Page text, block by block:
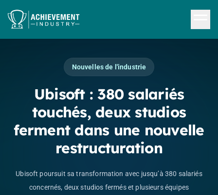
Nouvelles de l'industrie
Ubisoft : 380 salariés
touchés, deux studios
ferment dans une nouvelle
restructuration
Ubisoft poursuit sa transformation avec jusqu’à 380 salariés
concernés, deux studios fermés et plusieurs équipes